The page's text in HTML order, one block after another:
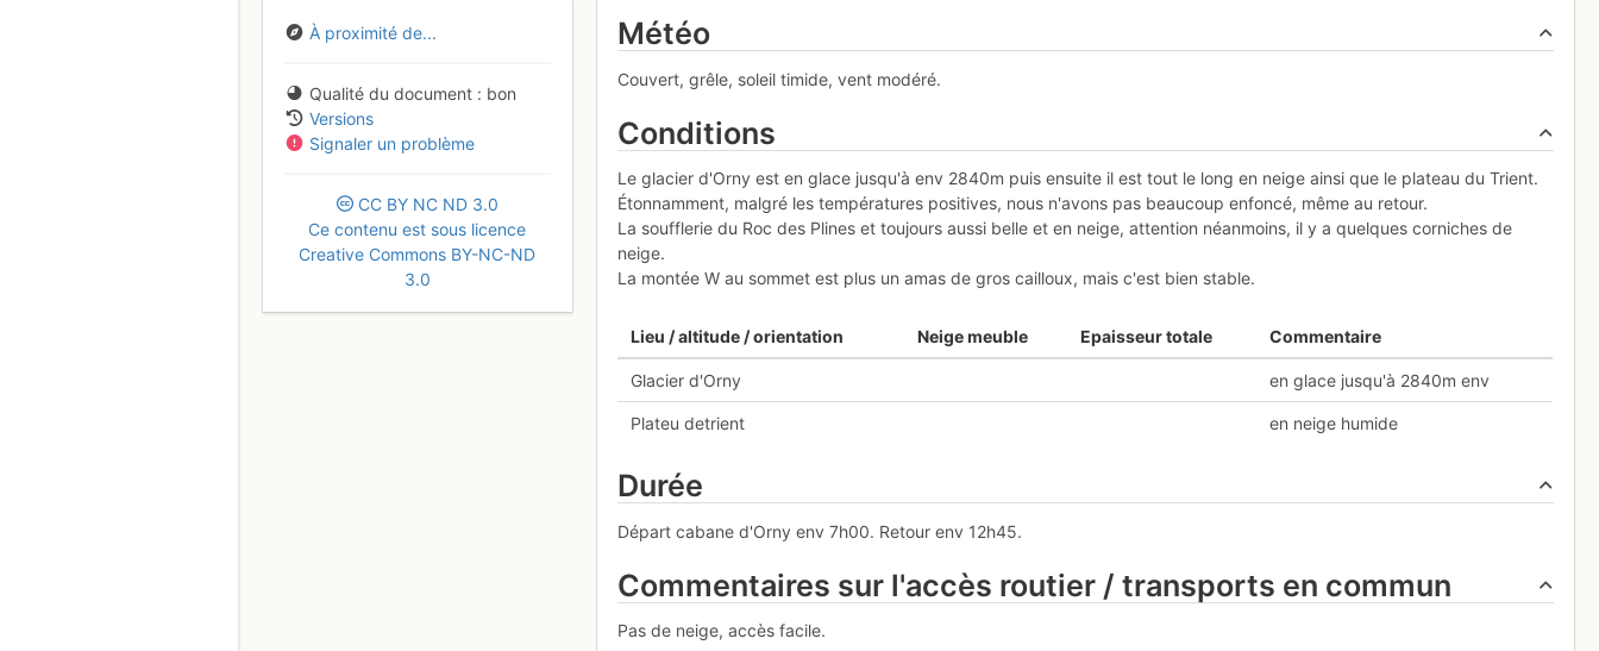
À proximité de...
Qualité du document
bon
Versions
Signaler un problème
CC BY NC ND 3.0
Ce contenu est sous licence
Creative Commons BY-NC-ND
3.0
Météo
Couvert, grêle, soleil timide, vent modéré.
Conditions
Le glacier d'Orny est en glace jusqu'à env 2840m puis ensuite il est tout le long en neige ainsi que le plateau du Trient.
Étonnamment, malgré les températures positives, nous n'avons pas beaucoup enfoncé, même au retour.
La soufflerie du Roc des Plines et toujours aussi belle et en neige, attention néanmoins, il y a quelques corniches de
neige.
La montée W au sommet est plus un amas de gros cailloux, mais c'est bien stable.
Lieu / altitude / orientation Neige meuble Epaisseur totale Commentaire
Glacier d'Orny en glace jusqu'à 2840m env
Plateu detrient en neige humide
Durée
Départ cabane d'Orny env 7h00. Retour env 12h45.
Commentaires sur l'accès routier / transports en commun
Pas de neige, accès facile.